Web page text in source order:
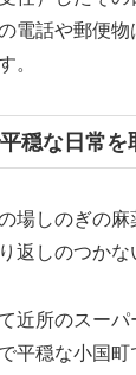
電話や郵便物
。
穏な日常を
場しのぎの
返しのつかな
近所のスーパ
平穏な小国